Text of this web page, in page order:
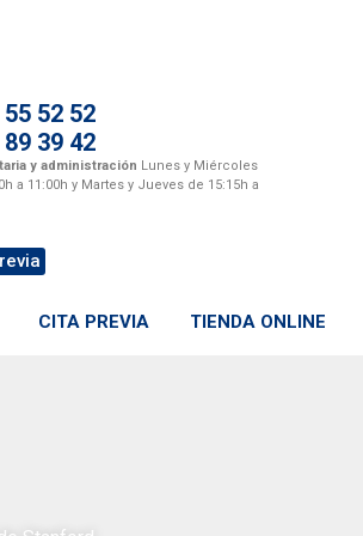
52 52
39 42
y administración Lunes y Miércoles
a 11:00h y Martes y Jueves de 15:15h a
CITA PREVIA TIENDA ONLINE